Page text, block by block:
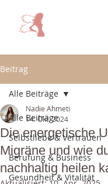
Beitrag
Alle Beiträge
Selbstliebe & Vertrauen
Berufung & Business
Gesundheit & Vitalität
Alle Beiträge
Die energetische
Migräne und wie
nachhaltig heilen
Nadie Ahmeti
14. Okt. 2024